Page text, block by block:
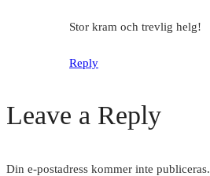
Stor kram och trevlig helg!
Reply
Leave a Reply
Din e-postadress kommer inte publiceras.